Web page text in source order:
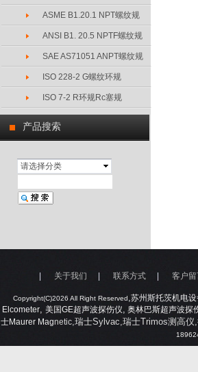
产品搜索
请选择分类
ASME B1.20.1 NPT螺纹规
ANSI B1. 20.5 NPTF螺纹规
SAE AS71051 ANPT螺纹规
ISO 228-2 G螺纹环规
ISO 7-2 R环规Rc塞规
Copyright(C)2026 All Right Reserved,苏州斯托茨机电设
Elcometer, 美国GE超声波探伤仪, 奥林巴斯超声波探
士Maurer Magnetic,瑞士Sylvac,瑞士Trimos测高仪
关于我们 联系方式 客户